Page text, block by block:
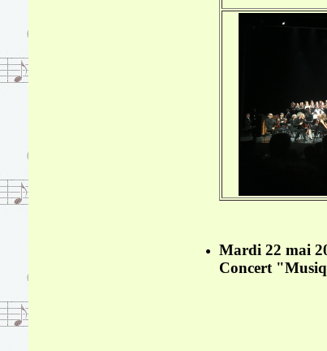
Mardi 22 mai
Concert